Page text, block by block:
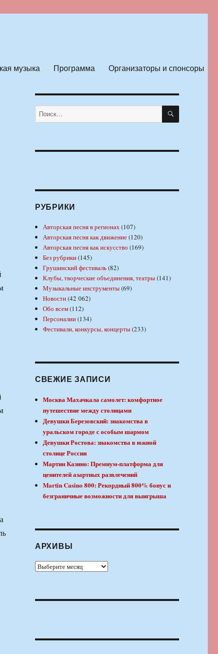
музыка Программа Организаторы и спонсоры
Искать: ПОИСК
РУБРИКИ
Авторская песня в регионах(107)
Авторская песня как движение(120)
Авторская песня как искусство (169)
Без рубрики(145)
Грушинский фестиваль(82)
Клубы, творческие объединения, театры(141)
Музыкальные инструменты(69)
Новости(42 062)
Обо всем(112)
Персоналии(134)
Фестивали, конкурсы, концерты(233)
СВЕЖИЕ ЗАПИСИ
Москва Махачкала самолет: комфортное
путешествие между столицами
Девушки Березовский: знакомства в
уральском городе с особым шармом
Девушки Ростова: знакомства в южной
столице России
Мартин Казино: Премиум-платформа для
ценителей азартных развлечений
Martin Casino 800: Рекордный 800% бонус и
безграничные возможности для выигрыша
АРХИВЫ
Архивы